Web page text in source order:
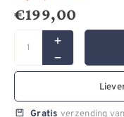
€199,00
Gratis verzending